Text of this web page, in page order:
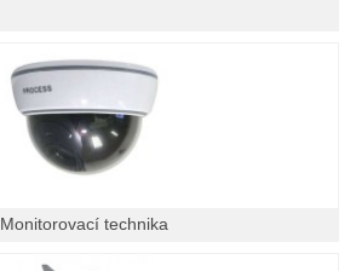
Monitorovací technika